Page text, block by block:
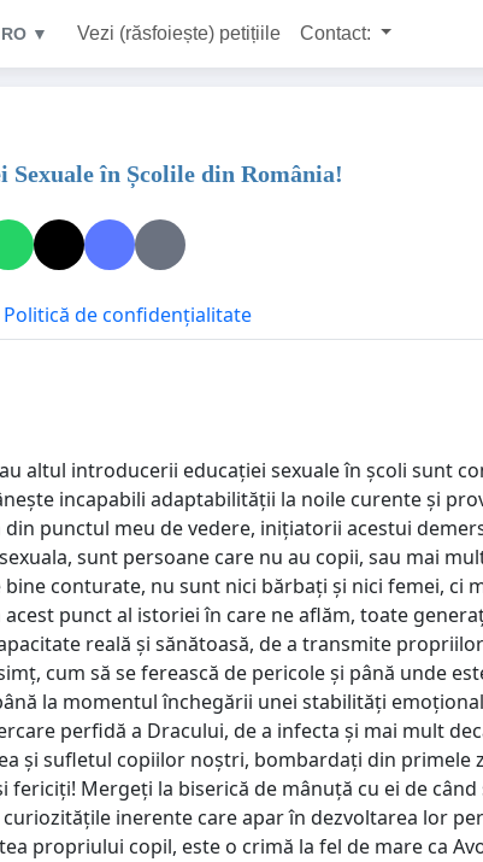
RO ▼ Vezi (răsfoiește) petițiile Contact:
în Școlile din România!
Politică de confidențialitate
altul introducerii educației sexuale în școli sunt
incapabili adaptabilității la noile curente și
punctul meu de vedere, inițiatorii acestui
sunt persoane care nu au copii, sau mai
conturate, nu sunt nici bărbați și nici femei, ci
punct al istoriei în care ne aflăm, toate
reală și sănătoasă, de a transmite
cum să se ferească de pericole și până unde
la momentul închegării unei stabilități
perfidă a Dracului, de a infecta și mai mult
și sufletul copiilor noștri, bombardați din primele
fericiți! Mergeți la biserică de mânuță cu ei de
inerente care apar în dezvoltarea lor
propriului copil, este o crimă la fel de mare ca